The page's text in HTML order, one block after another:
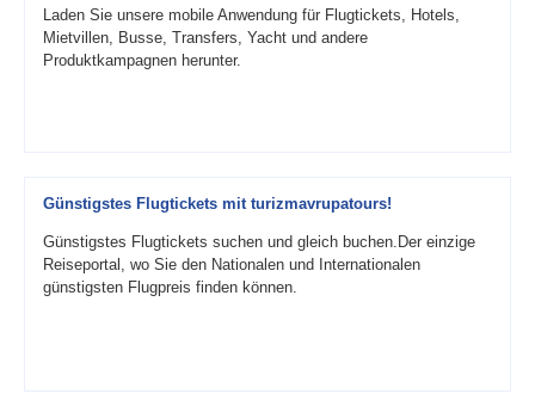
Laden Sie unsere mobile Anwendung für Flugtickets, Hotels,
Mietvillen, Busse, Transfers, Yacht und andere
Produktkampagnen herunter.
Günstigstes Flugtickets mit turizmavrupatours!
Günstigstes Flugtickets suchen und gleich buchen.Der einzige
Reiseportal, wo Sie den Nationalen und Internationalen
günstigsten Flugpreis finden können.